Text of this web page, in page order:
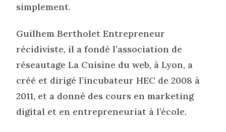
simplement.
Guilhem Bertholet Entrepreneur
récidiviste, il a fondé l’association de
réseautage La Cuisine du web, à Lyon, a
créé et dirigé l’incubateur HEC de 2008 à
2011, et a donné des cours en marketing
digital et en entrepreneuriat à l’école.